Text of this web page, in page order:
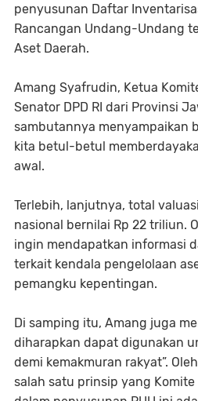
penyusunan Daftar
Rancangan Undang-Undang
Aset Daerah.
Amang Syafrudin, Ketua
Senator DPD RI dari Provinsi
sambutannya menyampaikan
kita betul-betul
awal.
Terlebih, lanjutnya, total
nasional bernilai Rp 22 triliun.
ingin mendapatkan informasi
terkait kendala pengelolaan
pemangku kepentingan.
Di samping itu, Amang juga
diharapkan dapat digunakan
demi kemakmuran rakyat”.
salah satu prinsip yang Komite